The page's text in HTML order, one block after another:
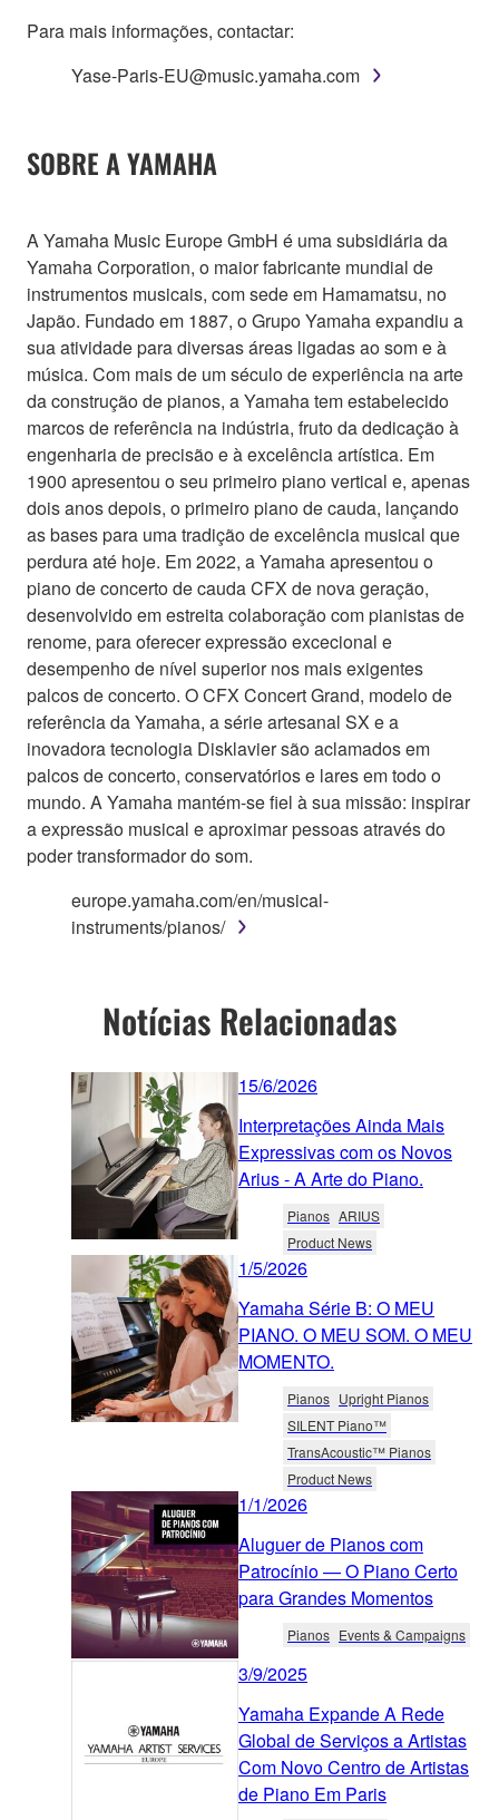
Para mais informações, contactar:
Yase-Paris-EU@music.yamaha.com
SOBRE A YAMAHA
A Yamaha Music Europe GmbH é uma subsidiária da
Yamaha Corporation, o maior fabricante mundial de
instrumentos musicais, com sede em Hamamatsu, no
Japão. Fundado em 1887, o Grupo Yamaha expandiu a
sua atividade para diversas áreas ligadas ao som e à
música. Com mais de um século de experiência na arte
da construção de pianos, a Yamaha tem estabelecido
marcos de referência na indústria, fruto da dedicação à
engenharia de precisão e à excelência artística. Em
1900 apresentou o seu primeiro piano vertical e, apenas
dois anos depois, o primeiro piano de cauda, lançando
as bases para uma tradição de excelência musical que
perdura até hoje. Em 2022, a Yamaha apresentou o
piano de concerto de cauda CFX de nova geração,
desenvolvido em estreita colaboração com pianistas de
renome, para oferecer expressão excecional e
desempenho de nível superior nos mais exigentes
palcos de concerto. O CFX Concert Grand, modelo de
referência da Yamaha, a série artesanal SX e a
inovadora tecnologia Disklavier são aclamados em
palcos de concerto, conservatórios e lares em todo o
mundo. A Yamaha mantém-se fiel à sua missão: inspirar
a expressão musical e aproximar pessoas através do
poder transformador do som.
europe.yamaha.com/en/musical-
instruments/pianos/
Notícias Relacionadas
15/6/2026
Interpretações Ainda Mais
Expressivas com os Novos
Arius - A Arte do Piano.
Pianos ARIUS
Product News
1/5/2026
Yamaha Série B: O MEU
PIANO. O MEU SOM. O MEU
MOMENTO.
Pianos Upright Pianos
SILENT Piano™
TransAcoustic™ Pianos
Product News
1/1/2026
Aluguer de Pianos com
Patrocínio — O Piano Certo
para Grandes Momentos
Pianos Events & Campaigns
3/9/2025
Yamaha Expande A Rede
Global de Serviços a Artistas
Com Novo Centro de Artistas
de Piano Em Paris